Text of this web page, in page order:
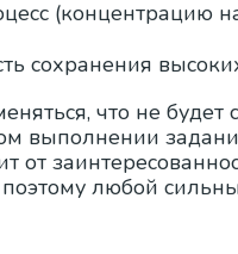
(концентрацию
сохранения
что не
выполнении
от
любой